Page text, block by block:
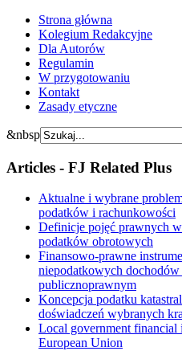
Strona główna
Kolegium Redakcyjne
Dla Autorów
Regulamin
W przygotowaniu
Kontakt
Zasady etyczne
&nbsp
Articles - FJ Related Plus
Aktualne i wybrane
podatków i rachunkowości
Definicje pojęć prawnych
podatków obrotowych
Finansowo-prawne
niepodatkowych dochodów
publicznoprawnym
Koncepcja podatku
doświadczeń wybranych
Local government financial
European Union